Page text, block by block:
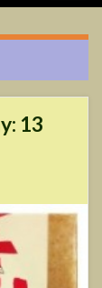
13